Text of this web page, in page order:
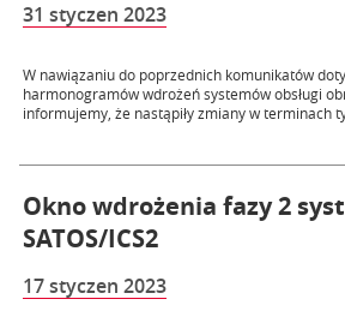
31 styczen 2023
W nawiązaniu do poprzednich komunikatów
harmonogramów wdrożeń systemów obsługi
informujemy, że nastąpiły zmiany w terminach
Okno wdrożenia fazy 2
SATOS/ICS2
17 styczen 2023